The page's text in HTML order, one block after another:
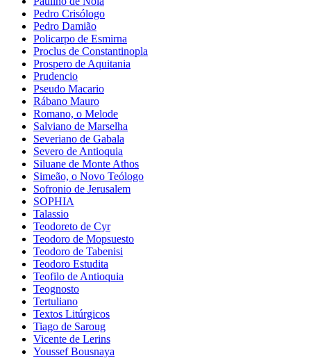
Pedro Crisólogo
Pedro Damião
Policarpo de Esmirna
Proclus de Constantinopla
Prospero de Aquitania
Prudencio
Pseudo Macario
Rábano Mauro
Romano, o Melode
Salviano de Marselha
Severiano de Gabala
Severo de Antioquia
Siluane de Monte Athos
Simeão, o Novo Teólogo
Sofronio de Jerusalem
SOPHIA
Talassio
Teodoreto de Cyr
Teodoro de Mopsuesto
Teodoro de Tabenisi
Teodoro Estudita
Teofilo de Antioquia
Teognosto
Tertuliano
Textos Litúrgicos
Tiago de Saroug
Vicente de Lerins
Youssef Bousnaya